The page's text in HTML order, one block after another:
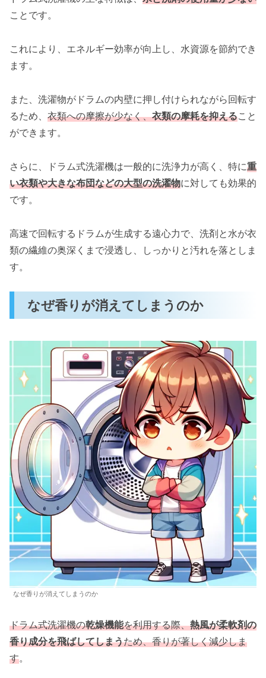
ことです。
これにより、エネルギー効率が向上し、水資源を節約でき
ます。
また、洗濯物がドラムの内壁に押し付けられながら回転す
るため、 衣類への摩擦が少なく、衣類の摩耗を抑えること
ができます。
さらに、ドラム式洗濯機は一般的に洗浄力が高く、特に重
い衣類や大きな布団などの大型の洗濯物に対しても効果的
です。
高速で回転するドラムが生成する遠心力で、洗剤と水が衣
類の繊維の奥深くまで浸透し、しっかりと汚れを落としま
す。
なぜ香りが消えてしまうのか
なぜ香りが消えてしまうのか
ドラム式洗濯機の乾燥機能を利用する際、熱風が柔軟剤の
香り成分を飛ばしてしまうため、香りが著しく減少しま
す。